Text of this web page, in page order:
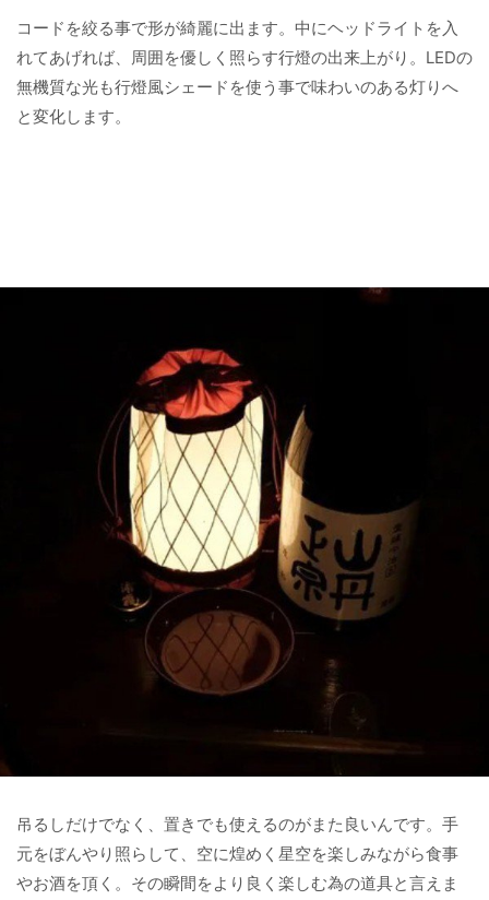
コードを絞る事で形が綺麗に出ます。中にヘッドライトを入
れてあげれば、周囲を優しく照らす行燈の出来上がり。LEDの
無機質な光も行燈風シェードを使う事で味わいのある灯りへ
と変化します。
吊るしだけでなく、置きでも使えるのがまた良いんです。手
元をぼんやり照らして、空に煌めく星空を楽しみながら食事
やお酒を頂く。その瞬間をより良く楽しむ為の道具と言えま